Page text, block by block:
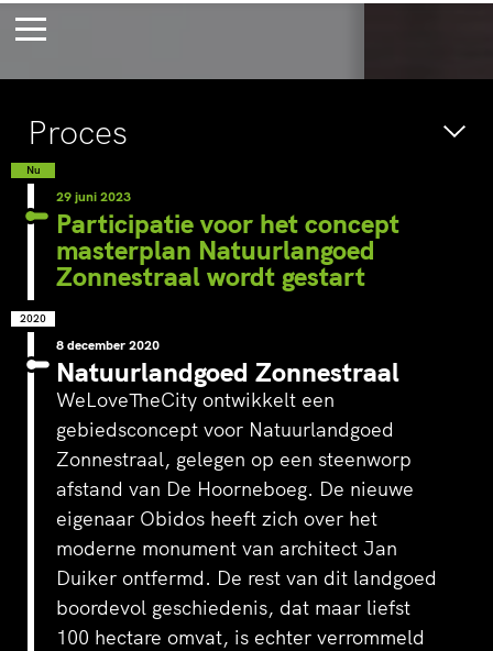
's-Hertogenbosch
Voor eeuwig
jong
Proces
Nu
29 juni 2023
Participatie voor het concept
masterplan Natuurlangoed
Zonnestraal wordt gestart
2020
8 december 2020
Natuurlandgoed Zonnestraal
WeLoveTheCity ontwikkelt een
gebiedsconcept voor Natuurlandgoed
Zonnestraal, gelegen op een steenworp
afstand van De Hoorneboeg. De nieuwe
eigenaar Obidos heeft zich over het
moderne monument van architect Jan
Duiker ontfermd. De rest van dit landgoed
boordevol geschiedenis, dat maar liefst
100 hectare omvat, is echter verrommeld